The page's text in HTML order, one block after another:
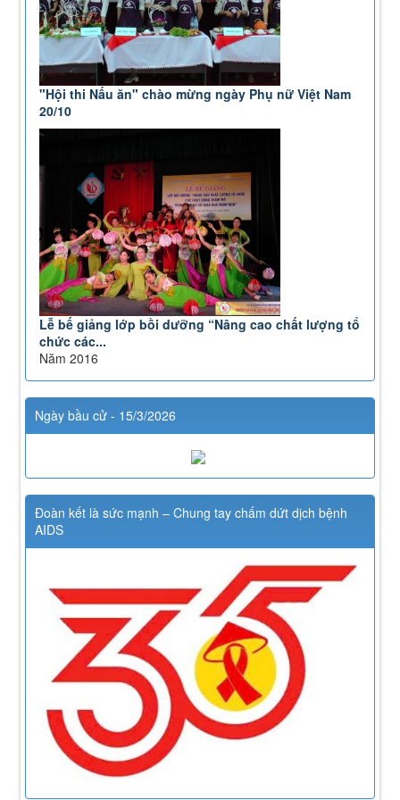
"Hội thi Nấu ăn" chào mừng ngày Phụ nữ Việt Nam
20/10
Lễ bế giảng lớp bồi dưỡng “Nâng cao chất lượng tổ
chức các...
Năm 2016
Ngày bầu cử - 15/3/2026
Đoàn kết là sức mạnh – Chung tay chấm dứt dịch bệnh
AIDS